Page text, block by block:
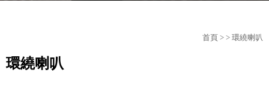
首頁 > > 環繞喇叭
環繞喇叭